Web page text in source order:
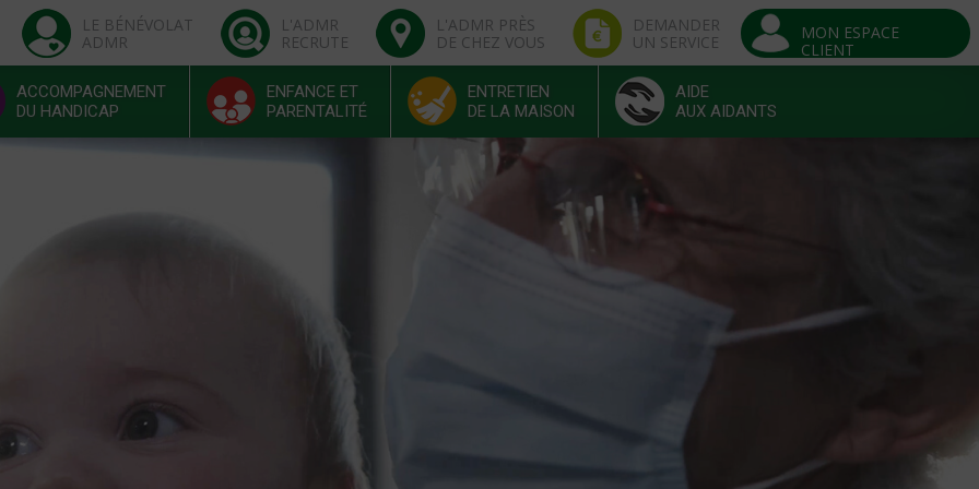
LE BÉNÉVOLAT
ADMR
L'ADMR
RECRUTE
L'ADMR PRÈS
DE CHEZ VOUS
DEMANDER
UN SERVICE
MON ESPACE
CLIENT
ACCOMPAGNEMENT
DU HANDICAP
ENFANCE ET
PARENTALITÉ
ENTRETIEN
DE LA MAISON
AIDE
AUX AIDANTS